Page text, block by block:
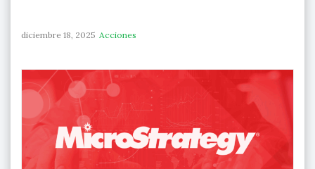
diciembre 18, 2025 Acciones